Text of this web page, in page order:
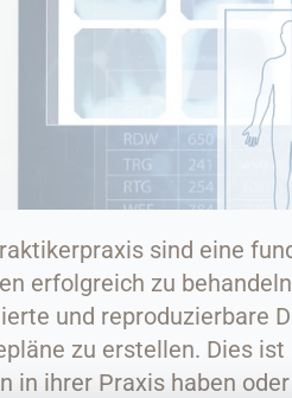
sind eine
erfolgreich zu
und reproduzierbare
zu erstellen. Dies
in ihrer Praxis haben